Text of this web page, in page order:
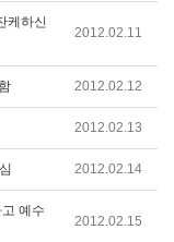
케하신
2012.02.11
2012.02.12
2012.02.13
2012.02.14
예수
2012.02.15